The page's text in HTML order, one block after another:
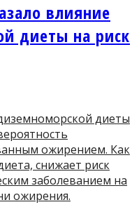
влияние
диеты на риск
диеты
ожирением. Как
снижает риск
заболеванием на
ожирения.